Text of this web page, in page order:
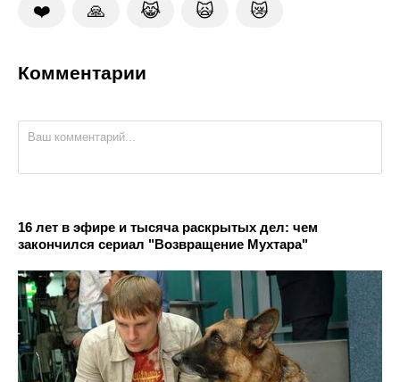
❤️ 🙏 😹 🙀 😿
Комментарии
16 лет в эфире и тысяча раскрытых дел: чем
закончился сериал "Возвращение Мухтара"